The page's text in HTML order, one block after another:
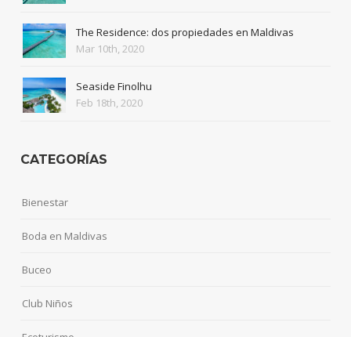
The Residence: dos propiedades en Maldivas
Mar 10th, 2020
Seaside Finolhu
Feb 18th, 2020
CATEGORÍAS
Bienestar
Boda en Maldivas
Buceo
Club Niños